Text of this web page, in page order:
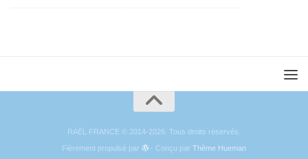
RAËL FRANCE © 2014-2026. Tous droits réservés.
Fièrement propulsé par
- Conçu parThème Hueman